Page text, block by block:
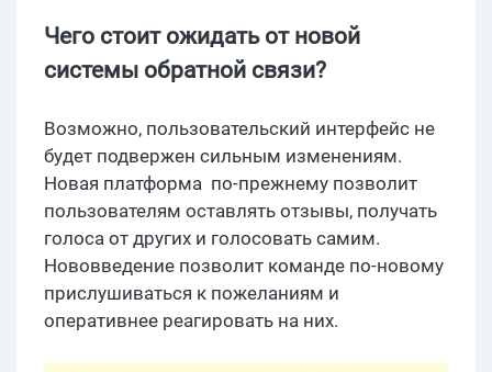
Чего стоит ожидать от новой
системы обратной связи?
Возможно, пользовательский интерфейс не
будет подвержен сильным изменениям.
Новая платформа по-прежнему позволит
пользователям оставлять отзывы, получать
голоса от других и голосовать самим.
Нововведение позволит команде по-новому
прислушиваться к пожеланиям и
оперативнее реагировать на них.